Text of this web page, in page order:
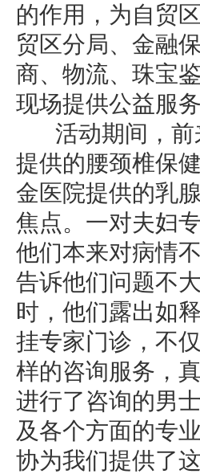
的作用，为自贸
贸区分局、金融
商、物流、珠宝
现场提供公益服务
活动期间，前
提供的腰颈椎保
金医院提供的乳
焦点。一对夫妇
他们本来对病情
告诉他们问题不
时，他们露出如
挂专家门诊，不
样的咨询服务，
进行了咨询的男
及各个方面的专
协为我们提供了